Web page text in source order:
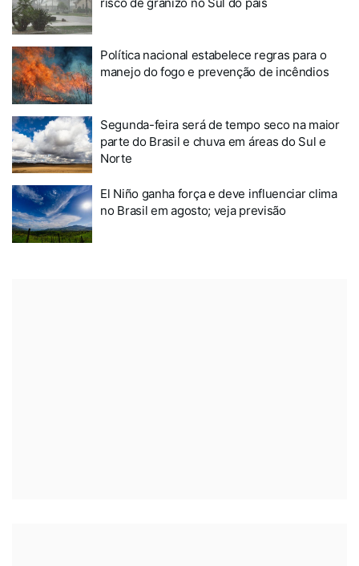
Política nacional estabelece regras para o
manejo do fogo e prevenção de incêndios
Segunda-feira será de tempo seco na maior
parte do Brasil e chuva em áreas do Sul e
Norte
El Niño ganha força e deve influenciar clima
no Brasil em agosto; veja previsão